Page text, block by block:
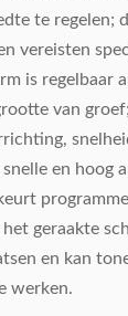
te regelen;
vereisten
is regelbaar
van
en hoog
het geraakte
en kan
werken.